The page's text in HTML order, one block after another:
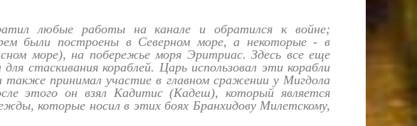
любые работы на канале и обратился к войне;
были построены в Северном море, а некоторые - в
море), на побережье моря Эритриас. Здесь все еще
стаскивания кораблей. Царь использовал эти корабли
также принимал участие в главном сражении у Мигдола
этого он взял Кадитис (Кадеш), который является
которые носил в этих боях Бранхидову Милетскому,